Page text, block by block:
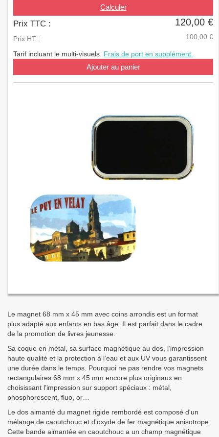
Calculer
Prix TTC : 120,00 €
Prix HT : 100,00 €
Tarif incluant le multi-visuels. Frais de port en supplément.
Ajouter au panier
Le magnet 68 mm x 45 mm avec coins arrondis est un format
plus adapté aux enfants en bas âge. Il est parfait dans le cadre
de la promotion de livres jeunesse.
Sa coque en métal, sa surface magnétique au dos, l’impression
haute qualité et la protection à l’eau et aux UV vous garantissent
une durée dans le temps. Pourquoi ne pas rendre vos magnets
rectangulaires 68 mm x 45 mm encore plus originaux en
choisissant l’impression sur support spéciaux : métal,
phosphorescent, fluo, or…
Le dos aimanté du magnet rigide rembordé est composé d'un
mélange de caoutchouc et d'oxyde de fer magnétique anisotrope.
Cette bande aimantée en caoutchouc a un champ magnétique